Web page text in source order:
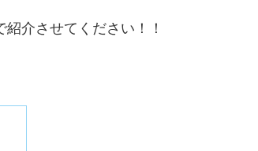
介させてください！！